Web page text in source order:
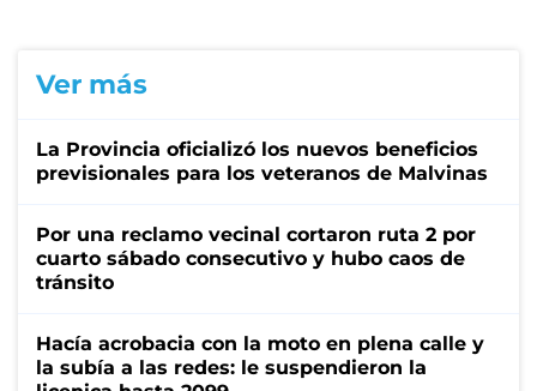
Ver más
La Provincia oficializó los nuevos beneficios
previsionales para los veteranos de Malvinas
Por una reclamo vecinal cortaron ruta 2 por
cuarto sábado consecutivo y hubo caos de
tránsito
Hacía acrobacia con la moto en plena calle y
la subía a las redes: le suspendieron la